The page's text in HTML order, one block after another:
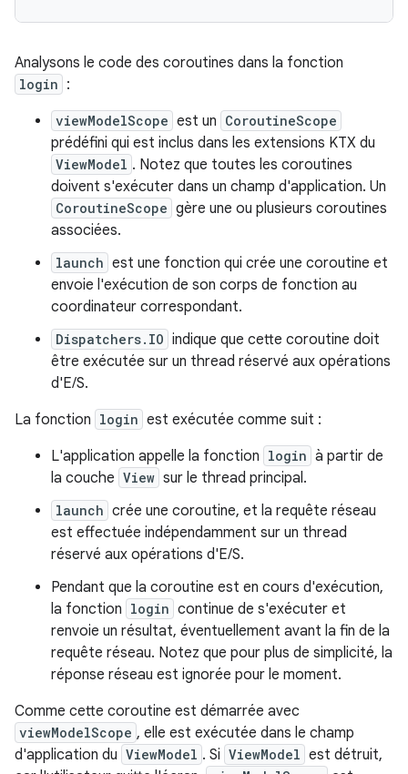
Analysons le code des coroutines dans la fonction
login :
viewModelScope est un CoroutineScope
prédéfini qui est inclus dans les extensions KTX du
ViewModel . Notez que toutes les coroutines
doivent s'exécuter dans un champ d'application. Un
CoroutineScope gère une ou plusieurs coroutines
associées.
launch est une fonction qui crée une coroutine et
envoie l'exécution de son corps de fonction au
coordinateur correspondant.
Dispatchers.IO indique que cette coroutine doit
être exécutée sur un thread réservé aux opérations
d'E/S.
La fonction login est exécutée comme suit :
L'application appelle la fonction login à partir de
la couche View sur le thread principal.
launch crée une coroutine, et la requête réseau
est effectuée indépendamment sur un thread
réservé aux opérations d'E/S.
Pendant que la coroutine est en cours d'exécution,
la fonction login continue de s'exécuter et
renvoie un résultat, éventuellement avant la fin de la
requête réseau. Notez que pour plus de simplicité, la
réponse réseau est ignorée pour le moment.
Comme cette coroutine est démarrée avec
viewModelScope , elle est exécutée dans le champ
d'application du ViewModel . Si ViewModel est détruit,